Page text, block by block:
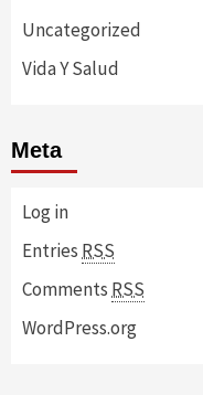
Uncategorized
Vida Y Salud
Meta
Log in
Entries RSS
Comments RSS
WordPress.org